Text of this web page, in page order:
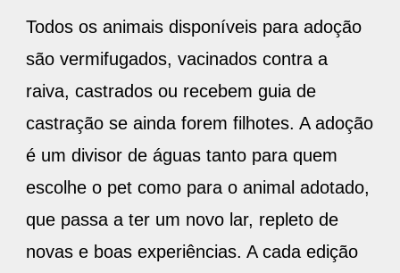
Todos os animais disponíveis para adoção
são vermifugados, vacinados contra a
raiva, castrados ou recebem guia de
castração se ainda forem filhotes. A adoção
é um divisor de águas tanto para quem
escolhe o pet como para o animal adotado,
que passa a ter um novo lar, repleto de
novas e boas experiências. A cada edição